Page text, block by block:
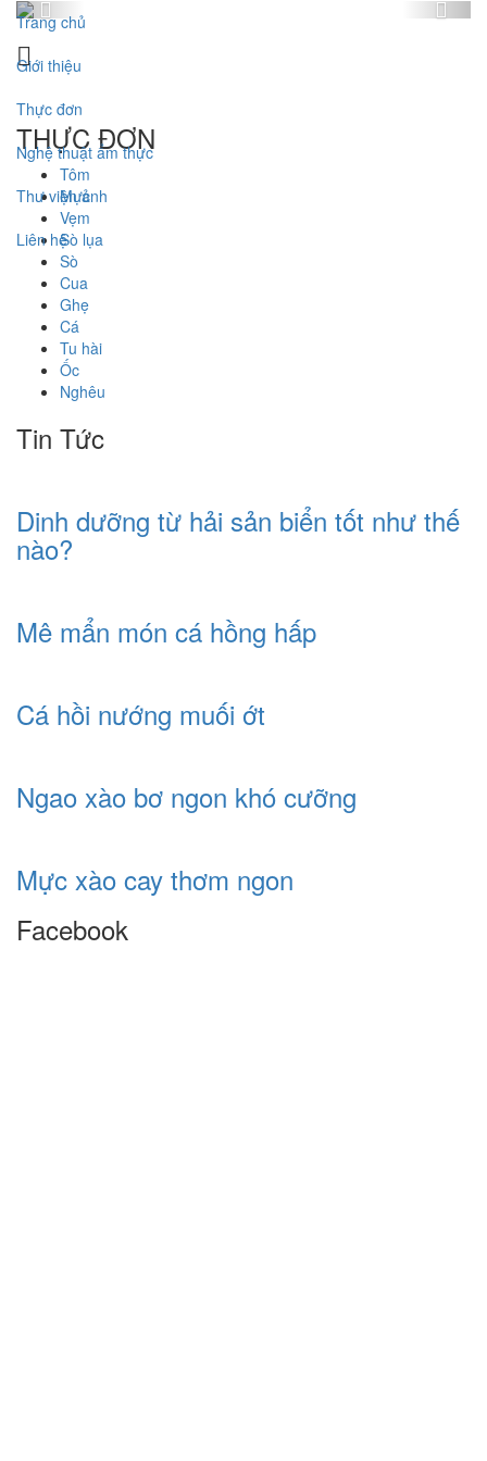
Trang chủ
Giới thiệu
Thực đơn
Nghệ thuật ẩm thực
Thư viện ảnh
Liên hệ
Previous Next
THỰC ĐƠN
Tôm
Mực
Vẹm
Sò lụa
Sò
Cua
Ghẹ
Cá
Tu hài
Ốc
Nghêu
Tin Tức
Dinh dưỡng từ hải sản biển tốt như thế
nào?
Mê mẩn món cá hồng hấp
Cá hồi nướng muối ớt
Ngao xào bơ ngon khó cưỡng
Mực xào cay thơm ngon
Facebook